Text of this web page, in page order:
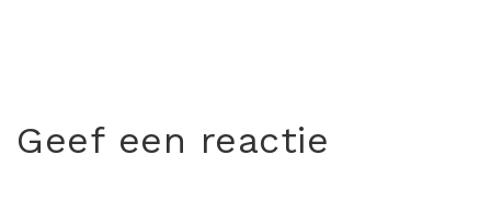
Geef een reactie